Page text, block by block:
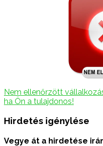
Nem ellenőrzött
ha Ön a tulajdonos!
Hirdetés igénylése
Vegye át a hirdetése